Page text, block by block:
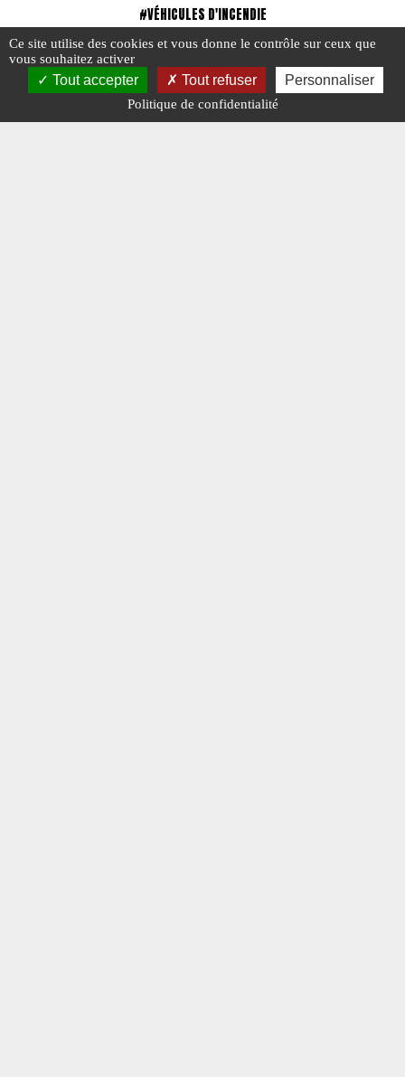
#VÉHICULES D'INCENDIE
Ce site utilise des cookies et vous donne le contrôle sur ceux que
vous souhaitez activer
Tout accepter Tout refuser Personnaliser
Politique de confidentialité